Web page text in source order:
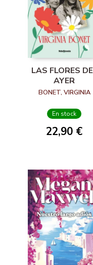
LAS FLORES
AYER
BONET, VIRGINIA
En stock
22,90 €